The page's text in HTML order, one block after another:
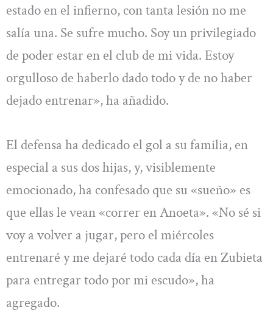
estado en el infierno, con tanta lesión no me
salía una. Se sufre mucho. Soy un privilegiado
de poder estar en el club de mi vida. Estoy
orgulloso de haberlo dado todo y de no haber
dejado entrenar», ha añadido.
El defensa ha dedicado el gol a su familia, en
especial a sus dos hijas, y, visiblemente
emocionado, ha confesado que su «sueño» es
que ellas le vean «correr en Anoeta». «No sé si
voy a volver a jugar, pero el miércoles
entrenaré y me dejaré todo cada día en Zubieta
para entregar todo por mi escudo», ha
agregado.